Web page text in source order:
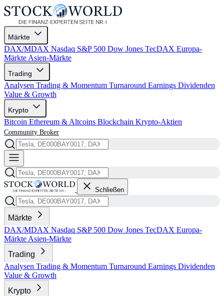
Märkte
DAX/MDAX Nasdaq S&P 500 Dow Jones TecDAX Europa-
Märkte Asien-Märkte
Trading
Analysen Trading & Momentum Turnaround Earnings Dividenden
Value & Growth
Krypto
Bitcoin Ethereum & Altcoins Blockchain Krypto-Aktien
Community Broker
Schließen
Märkte
DAX/MDAX Nasdaq S&P 500 Dow Jones TecDAX Europa-
Märkte Asien-Märkte
Trading
Analysen Trading & Momentum Turnaround Earnings Dividenden
Value & Growth
Krypto